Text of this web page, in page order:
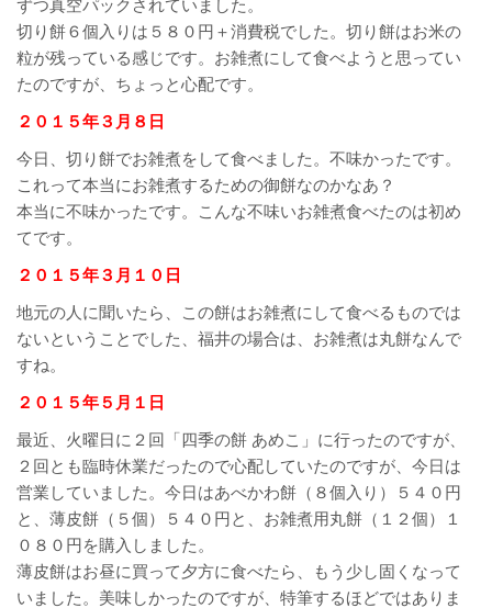
ずつ真空パックされていました。
切り餅６個入りは５８０円＋消費税でした。切り餅はお米の
粒が残っている感じです。お雑煮にして食べようと思ってい
たのですが、ちょっと心配です。
２０１５年３月８日
今日、切り餅でお雑煮をして食べました。不味かったです。
これって本当にお雑煮するための御餅なのかなあ？
本当に不味かったです。こんな不味いお雑煮食べたのは初め
てです。
２０１５年３月１０日
地元の人に聞いたら、この餅はお雑煮にして食べるものでは
ないということでした、福井の場合は、お雑煮は丸餅なんで
すね。
２０１５年５月１日
最近、火曜日に２回「四季の餅 あめこ」に行ったのですが、
２回とも臨時休業だったので心配していたのですが、今日は
営業していました。今日はあべかわ餅（８個入り）５４０円
と、薄皮餅（５個）５４０円と、お雑煮用丸餅（１２個）１
０８０円を購入しました。
薄皮餅はお昼に買って夕方に食べたら、もう少し固くなって
いました。美味しかったのですが、特筆するほどではありま